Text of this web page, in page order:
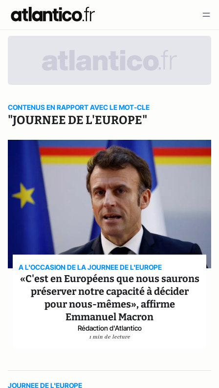
CONTENUS EN RAPPORT AVEC LE MOT-CLE
"JOURNEE DE L'EUROPE"
A L'OCCASION DE LA JOURNEE DE L'EUROPE
«C'est en Européens que nous saurons
préserver notre capacité à décider
pour nous-mêmes», affirme
Emmanuel Macron
Rédaction d'Atlantico
1 min de lecture
JOURNEE DE L'EUROPE